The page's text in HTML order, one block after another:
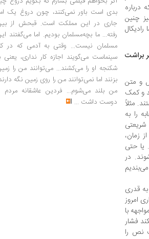
چنین
براشت
و متن
و کمک
مثلاً
را به
شریعتی
زمان،
یا حتی
در
به قدری
امروز
با
فشار
نص را
بدی است باور نمی‌کنند، چون دروغ یک
جاری در این مملکت است. قبحش از
رفته... ما بچه‌مسلمان بودیم. اما می‌گفتند
مسلمان نیست... وقتی به آدمی که در
سینماست می‌گویند اجازه کار نداری، یعنی
شکنجه او را می‌کشند... می‌توانند من را
بزنند اما نمی‌توانند من را روی زمین نگه
من بلند می‌شوم... فردین عاشقانه مردم
دوست داشت ...